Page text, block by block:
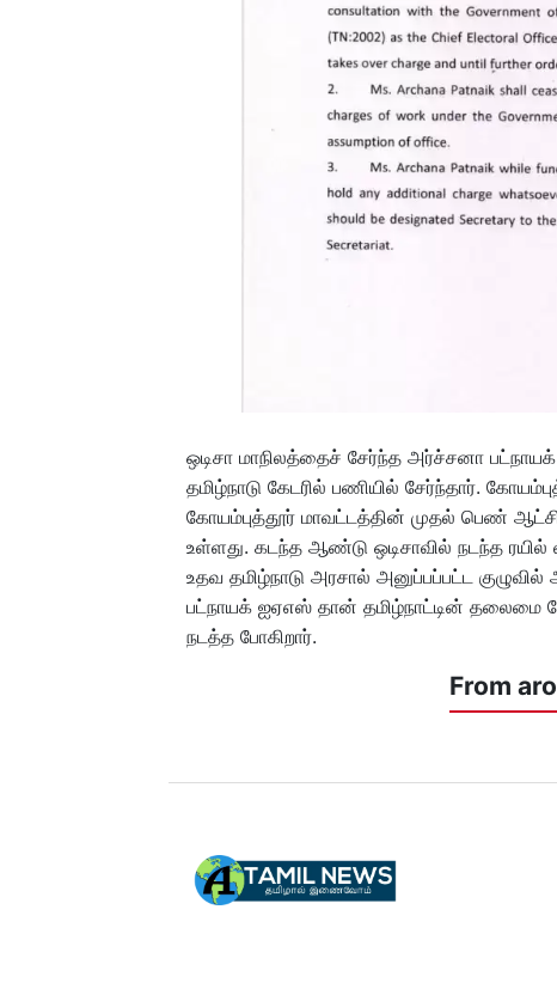
ஒடிசா மாநிலத்தைச் சேர்ந்த அர்ச்சனா
தமிழ்நாடு கேடரில் பணியில் சேர்ந்தார்.
கோயம்புத்தூர் மாவட்டத்தின் முதல் பெண்
உள்ளது. கடந்த ஆண்டு ஒடிசாவில் நடந்த ரயில்
உதவ தமிழ்நாடு அரசால் அனுப்பப்பட்ட
பட்நாயக் ஐஏஎஸ் தான் தமிழ்நாட்டின் தலைமை
நடத்த போகிறார்.
From